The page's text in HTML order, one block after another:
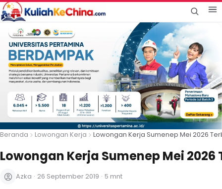
Beranda Lowongan Kerja Lowongan Kerja Sumenep Mei 2026
Lowongan Kerja Sumenep Mei
Azka · 26 September 2019 · 5 mnt